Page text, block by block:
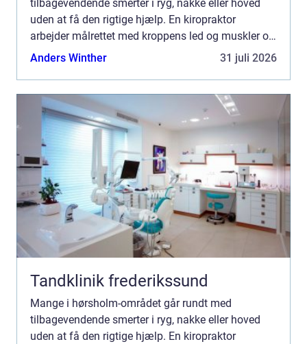
tilbagevendende smerter i ryg, nakke eller hoved
uden at få den rigtige hjælp. En kiropraktor
arbejder målrettet med kroppens led og muskler og
kan ofte lindre smerter, forbedre bevægeligheden
Anders Winther 31 juli 2026
Tandklinik frederikssund
Mange i hørsholm-området går rundt med
tilbagevendende smerter i ryg, nakke eller hoved
uden at få den rigtige hjælp. En kiropraktor